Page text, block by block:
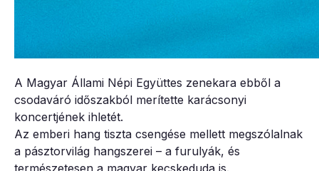
A Magyar Állami Népi Együttes zenekara ebből a
csodaváró időszakból merítette karácsonyi
koncertjének ihletét.
Az emberi hang tiszta csengése mellett megszólalnak
a pásztorvilág hangszerei – a furulyák, és